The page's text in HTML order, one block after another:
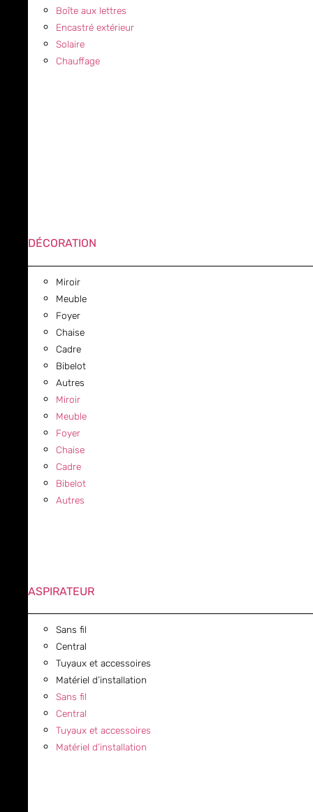
Boîte aux lettres
Encastré extérieur
Solaire
Chauffage
DÉCORATION
Miroir
Meuble
Foyer
Chaise
Cadre
Bibelot
Autres
Miroir
Meuble
Foyer
Chaise
Cadre
Bibelot
Autres
ASPIRATEUR
Sans fil
Central
Tuyaux et accessoires
Matériel d’installation
Sans fil
Central
Tuyaux et accessoires
Matériel d’installation